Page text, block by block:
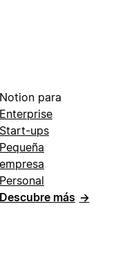
Notion para
Enterprise
Start-ups
Pequeña
empresa
Personal
Descubre más →